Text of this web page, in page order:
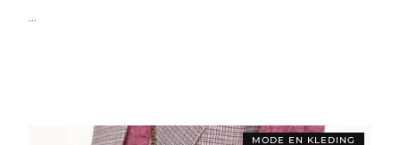
...
MODE EN KLEDING